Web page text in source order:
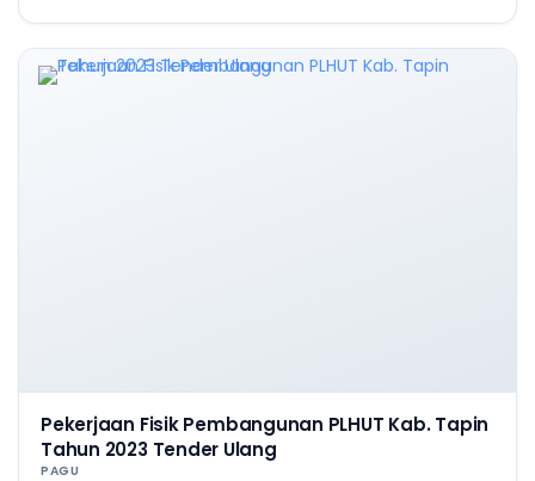
Pekerjaan Fisik Pembangunan PLHUT Kab. Tapin
Tahun 2023 Tender Ulang
PAGU